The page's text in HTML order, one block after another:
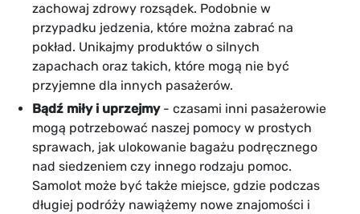
zachowaj zdrowy rozsądek. Podobnie w
przypadku jedzenia, które można zabrać na
pokład. Unikajmy produktów o silnych
zapachach oraz takich, które mogą nie być
przyjemne dla innych pasażerów.
Bądź miły i uprzejmy- czasami inni pasażerowie
mogą potrzebować naszej pomocy w prostych
sprawach, jak ulokowanie bagażu podręcznego
nad siedzeniem czy innego rodzaju pomoc.
Samolot może być także miejsce, gdzie podczas
długiej podróży nawiążemy nowe znajomości i